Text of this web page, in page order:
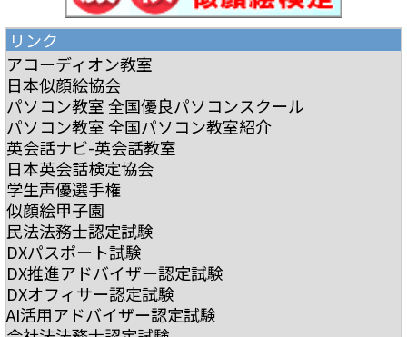
リンク
アコーディオン教室
日本似顔絵協会
パソコン教室 全国優良パソコンスクール
パソコン教室 全国パソコン教室紹介
英会話ナビ-英会話教室
日本英会話検定協会
学生声優選手権
似顔絵甲子園
民法法務士認定試験
DXパスポート試験
DX推進アドバイザー認定試験
DXオフィサー認定試験
AI活用アドバイザー認定試験